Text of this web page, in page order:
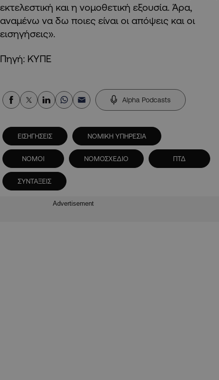
εκτελεστική και η νομοθετική εξουσία. Άρα,
αναμένω να δω ποιες είναι οι απόψεις και οι
εισηγήσεις».
Πηγή: ΚΥΠΕ
Alpha Podcasts
ΕΙΣΗΓΗΣΕΙΣ ΝΟΜΙΚΗ ΥΠΗΡΕΣΙΑ
ΝΟΜΟΙ ΝΟΜΟΣΧΕΔΙΟ ΠΤΔ
ΣΥΝΤΑΞΕΙΣ
Advertisement